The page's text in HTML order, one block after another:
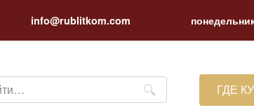
info@rublitkom.com
ГДЕ